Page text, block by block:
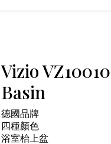
Vizio
Basin
德國品牌
四種顏色
浴室枱上盆